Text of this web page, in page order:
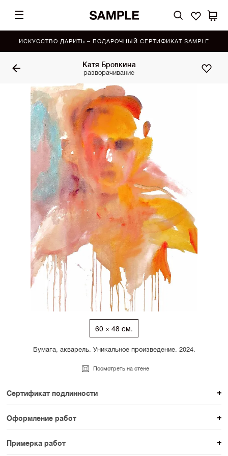
ИСКУССТВО ДАРИТЬ – ПОДАРОЧНЫЙ СЕРТИФИКАТ SAMPLE
Катя Бровкина
разворачивание
60 × 48 см.
Бумага, акварель. Уникальное произведение. 2024.
Посмотреть на стене
Сертификат подлинности
К каждому авторскому произведению мы
прикладываем сертификат подлинности. Для товаров
раздела SAMPLE СЕРИЯ сертификаты не
Оформление работ
При покупке произведения вы можете выбрать и
оплатить вариант оформления. На сайте доступен
Примерка работ